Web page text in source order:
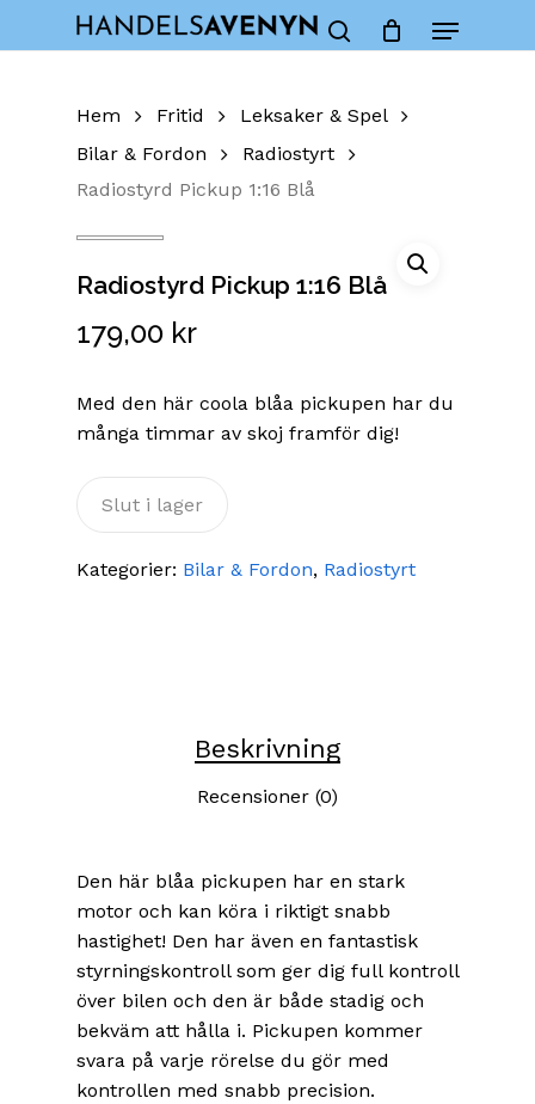
Menu
Cart Close
Hem Fritid
Leksaker & Spel
Bilar & Fordon
Radiostyrt
Radiostyrd Pickup 1:16 Blå
Radiostyrd Pickup 1:16 Blå
179,00 kr
Med den här coola blåa pickupen har du
många timmar av skoj framför dig!
Slut i lager
Kategorier: Bilar & Fordon, Radiostyrt
Beskrivning
Recensioner (0)
Den här blåa pickupen har en stark
motor och kan köra i riktigt snabb
hastighet! Den har även en fantastisk
styrningskontroll som ger dig full kontroll
över bilen och den är både stadig och
bekväm att hålla i. Pickupen kommer
svara på varje rörelse du gör med
kontrollen med snabb precision.